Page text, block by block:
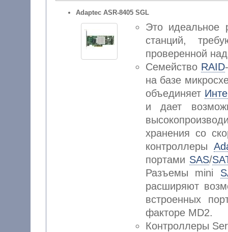
Adaptec ASR-8405 SGL
Это идеальное
станций,
проверенной
Семейство RAID
на базе
объединяет
и дает
хранения со
контроллеры
портами SAS/
Разъемы mini
расширяют
встроенных
факторе MD2.
Контроллеры